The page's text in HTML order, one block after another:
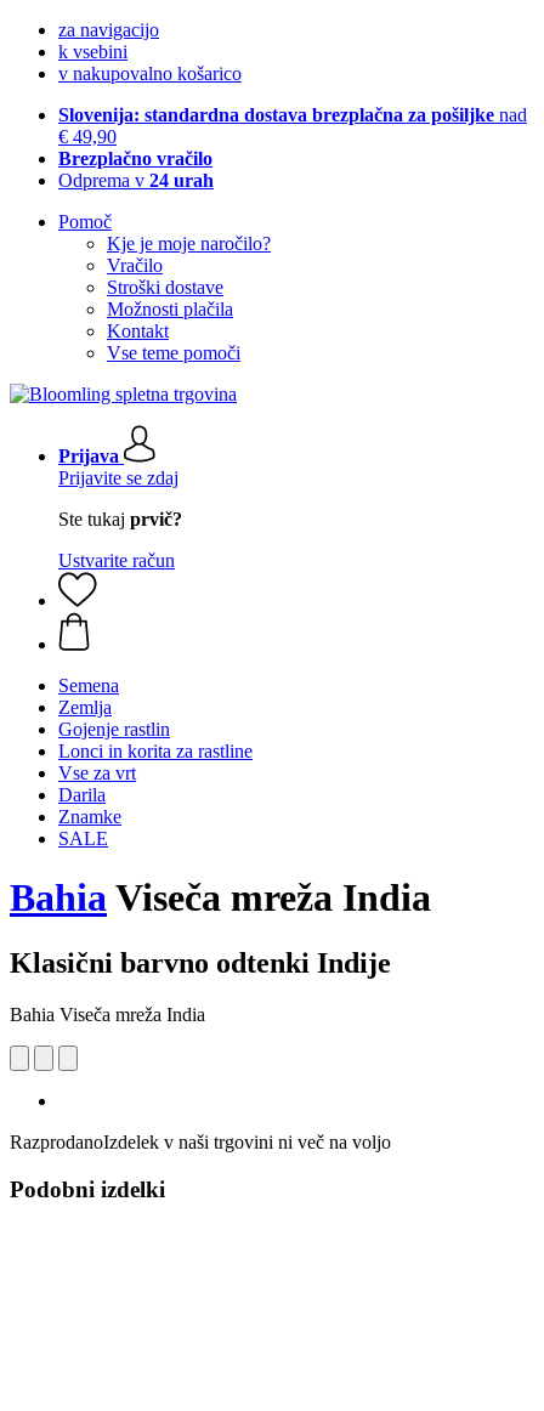
za navigacijo
k vsebini
v nakupovalno košarico
Slovenija: standardna dostava brezplačna za pošiljke nad
€ 49,90
Brezplačno vračilo
Odprema v 24 urah
Pomoč
Kje je moje naročilo?
Vračilo
Stroški dostave
Možnosti plačila
Kontakt
Vse teme pomoči
Prijava
Prijavite se zdaj
Ste tukaj prvič?
Ustvarite račun
Semena
Zemlja
Gojenje rastlin
Lonci in korita za rastline
Vse za vrt
Darila
Znamke
SALE
BahiaViseča mreža India
Klasični barvno odtenki Indije
Bahia Viseča mreža India
RazprodanoIzdelek v naši trgovini ni več na voljo
Podobni izdelki